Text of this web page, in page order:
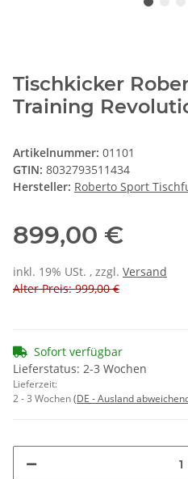
Tischkicker
Training
Artikelnummer: 01101
GTIN: 8032793511434
Hersteller: Roberto Sport
899,00 €
inkl. 19% USt. , zzgl. Versand
Alter Preis: 999,00 €
Sofort verfügbar
Lieferstatus: 2-3 Wochen
Lieferzeit:
2 - 3 Wochen(DE - Ausland